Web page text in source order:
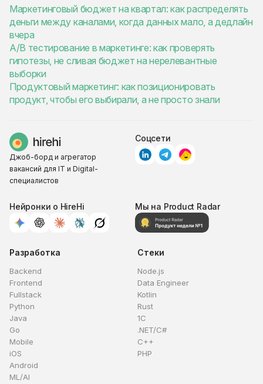
Маркетинговый бюджет на квартал: как распределять
деньги между каналами, когда данных мало, а дедлайн
вчера
A/B тестирование в маркетинге: как проверять
гипотезы, не сливая бюджет на нерелевантные
выборки
Продуктовый маркетинг: как позиционировать
продукт, чтобы его выбирали, а не просто знали
Джоб-борд и агрегатор
вакансий для IT и Digital-
специалистов
Соцсети
Нейронки о HireHi Мы на Product Radar
Разработка
Backend
Frontend
Fullstack
Python
Java
Go
Mobile
iOS
Android
ML/AI
Стеки
Node.js
Data Engineer
Kotlin
Rust
1C
.NET/C#
C++
PHP